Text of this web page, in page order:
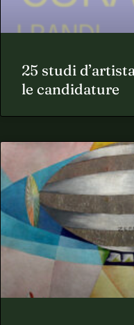
25 studi
le candidature